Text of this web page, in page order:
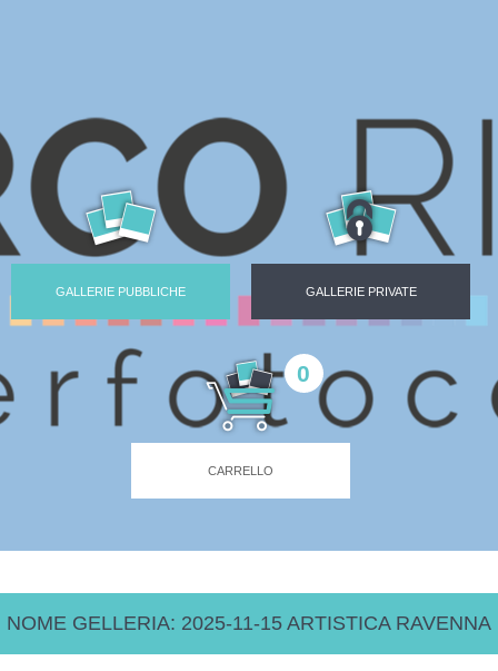
GALLERIE PUBBLICHE GALLERIE PRIVATE
0
CARRELLO
NOME GELLERIA: 2025-11-15 ARTISTICA RAVENNA